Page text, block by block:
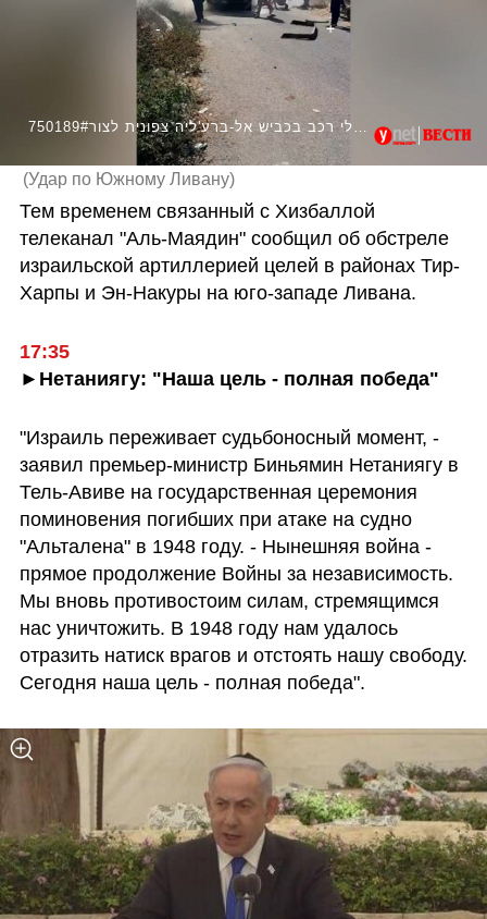
(Удар по Южному Ливану)
Тем временем связанный с Хизбаллой
телеканал "Аль-Маядин" сообщил об обстреле
израильской артиллерией целей в районах Тир-
Харпы и Эн-Накуры на юго-западе Ливана.
17:35
►Нетаниягу: "Наша цель - полная победа"
"Израиль переживает судьбоносный момент, -
заявил премьер-министр Биньямин Нетаниягу в
Тель-Авиве на государственная церемония
поминовения погибших при атаке на судно
"Альталена" в 1948 году. - Нынешняя война -
прямое продолжение Войны за независимость.
Мы вновь противостоим силам, стремящимся
нас уничтожить. В 1948 году нам удалось
отразить натиск врагов и отстоять нашу свободу.
Сегодня наша цель - полная победа".